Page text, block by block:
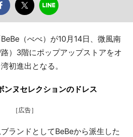
（べべ）が10月14日、微風南
）3階にポップアップストアをオ
初進出となる。
ンヌセレクションのドレス
［広告］
ランドとしてBeBeから派生した